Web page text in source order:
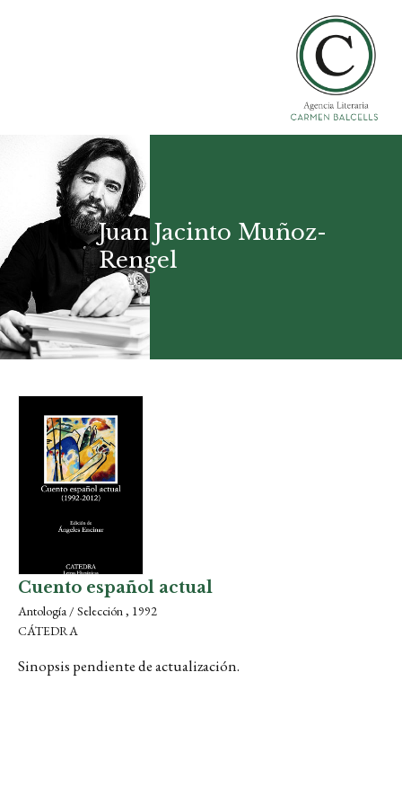
Juan Jacinto Muñoz-
Rengel
Cuento español actual
Antología / Selección , 1992
CÁTEDRA
Sinopsis pendiente de actualización.